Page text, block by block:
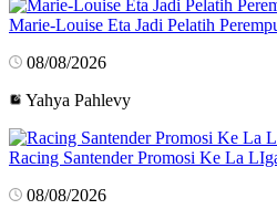
Marie-Louise Eta Jadi Pelatih
08/08/2026
Yahya Pahlevy
Racing Santender Promosi Ke La
08/08/2026